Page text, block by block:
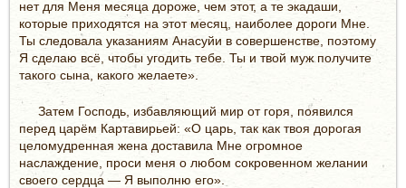
нет для Меня месяца дороже, чем этот, а те экадаши,
которые приходятся на этот месяц, наиболее дороги Мне.
Ты следовала указаниям Анасуйи в совершенстве, поэтому
Я сделаю всё, чтобы угодить тебе. Ты и твой муж получите
такого сына, какого желаете».
Затем Господь, избавляющий мир от горя, появился
перед царём Картавирьей: «О царь, так как твоя дорогая
целомудренная жена доставила Мне огромное
наслаждение, проси меня о любом сокровенном желании
своего сердца — Я выполню его».